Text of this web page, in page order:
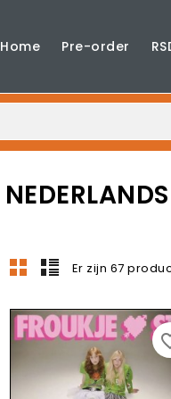
Home Pre-order
NEDERLANDS
Er zijn 67